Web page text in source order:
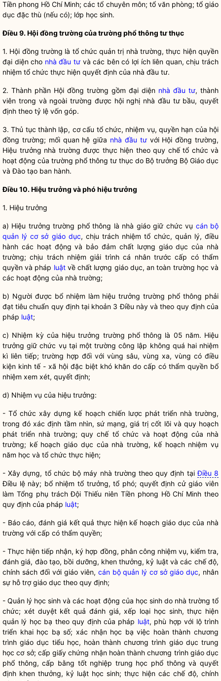
Tiền phong Hồ Chí Minh; các tổ chuyên môn; tổ văn phòng; tổ giáo
dục đặc thù (nếu có); lớp học sinh.
Điều 9. Hội đồng trường của trường phổ thông tư thục
1. Hội đồng trường là tổ chức quản trị nhà trường, thực hiện quyền
đại diện cho nhà đầu tư và các bên có lợi ích liên quan, chịu trách
nhiệm tổ chức thực hiện quyết định của nhà đầu tư.
2. Thành phần Hội đồng trường gồm đại diện nhà đầu tư, thành
viên trong và ngoài trường được hội nghị nhà đầu tưbầu, quyết
định theo tỷ lệ vốn góp.
3. Thủ tục thành lập, cơ cấu tổ chức, nhiệm vụ, quyềnhạn của hội
đồng trường; mối quan hệ giữa nhà đầu tưvới Hội đồng trường,
Hiệu trưởng nhà trường được thực hiện theo quy chếtổ chức và
hoạt động của trường phổ thông tư thục do Bộ trưởng Bộ Giáo dục
và Đào tạo ban hành.
Điều 10. Hiệu trưởng và phó hiệu trưởng
1. Hiệu trưởng
a) Hiệu trưởng trường phổ thông là nhà giáo giữ chức vụ cán bộ
quản lý cơ sở giáo dục, chịu trách nhiệm tổ chức, quản lý, điều
hành các hoạt động và bảo đảm chất lượng giáo dục của nhà
trường; chịu trách nhiệm giải trình cá nhân trước cấp có thẩm
quyền và pháp luậtvề chất lượng giáo dục, an toàn trường học và
các hoạt động của nhà trường;
b) Người được bổ nhiệm làm hiệu trưởng trường phổ thông phải
đạt tiêu chuẩn quy định tại khoản 3 Điều này và theo quy định của
pháp luật;
c) Nhiệm kỳ của hiệu trưởng trường phổ thông là 05 năm. Hiệu
trưởng giữ chức vụ tại một trường công lập không quá hai nhiệm
kì liên tiếp; trường hợp đối với vùng sâu, vùng xa, vùng có điều
kiện kinh tế - xã hội đặc biệt khó khăn do cấp có thẩm quyền bổ
nhiệm xem xét, quyết định;
d) Nhiệm vụ của hiệu trưởng:
- Tổ chức xây dựng kế hoạch chiến lược phát triển nhà trường,
trong đó xác định tầm nhìn, sứ mạng, giá trị cốt lõi và quy hoạch
phát triển nhà trường;quy chếtổ chức và hoạt động của nhà
trường; kế hoạch giáo dục của nhà trường, kế hoạch nhiệm vụ
năm học và tổ chức thực hiện;
- Xây dựng, tổ chức bộ máy nhà trường theo quy định tạiĐiều 8
Điều lệnày; bổ nhiệm tổ trưởng, tổ phó; quyết định cửgiáo viên
làm Tổng phụ trách Đội Thiếu niên Tiền phong Hồ Chí Minh theo
quy định của pháp luật;
- Báo cáo, đánh giá kết quả thực hiện kế hoạch giáo dục của nhà
trường với cấp có thẩm quyền;
- Thực hiện tiếp nhận, ký hợp đồng, phân công nhiệm vụ, kiểm tra,
đánh giá, đào tạo, bồi dưỡng, khen thưởng, kỷ luật và các chế độ,
chính sách đối với giáo viên, cán bộ quản lý cơ sở giáo dục, nhân
sự hỗ trợ giáo dục theo quy định;
- Quản lý học sinh và các hoạt động của học sinh do nhà trường tổ
chức; xét duyệt kết quả đánh giá, xếp loại học sinh, thực hiện
quản lý học bạ theo quy định của pháp luật, phù hợp với lộ trình
triển khai học bạ số; xác nhận học bạ việc hoàn thành chương
trình giáo dục tiểu học, hoàn thành chương trình giáo dục trung
học cơ sở; cấp giấy chứng nhận hoàn thành chương trình giáo dục
phổ thông, cấp bằng tốt nghiệp trung học phổ thông và quyết
định khen thưởng, kỷ luật học sinh; thực hiện các chế độ, chính